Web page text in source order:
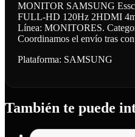
MONITOR SAMSUNG
FULL-HD 120Hz 2HDMI
Línea: MONITORES.
Coordinamos el envío tras
Plataforma: SAMSUNG
También te puede